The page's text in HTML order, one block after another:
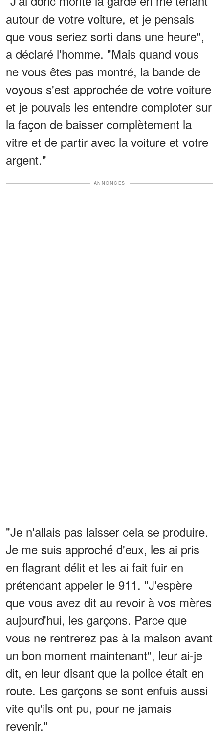
autour de votre voiture, et je pensais
que vous seriez sorti dans une heure",
a déclaré l'homme. "Mais quand vous
ne vous êtes pas montré, la bande de
voyous s'est approchée de votre voiture
et je pouvais les entendre comploter sur
la façon de baisser complètement la
vitre et de partir avec la voiture et votre
argent."
ANNONCES
"Je n'allais pas laisser cela se produire.
Je me suis approché d'eux, les ai pris
en flagrant délit et les ai fait fuir en
prétendant appeler le 911. "J'espère
que vous avez dit au revoir à vos mères
aujourd'hui, les garçons. Parce que
vous ne rentrerez pas à la maison avant
un bon moment maintenant", leur ai-je
dit, en leur disant que la police était en
route. Les garçons se sont enfuis aussi
vite qu'ils ont pu, pour ne jamais
revenir."